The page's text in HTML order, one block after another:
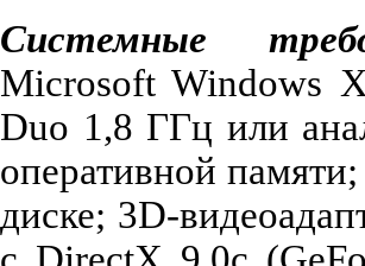
Системные
Microsoft Windows
Duo 1,8 ГГц или
оперативной
диске; 3D-